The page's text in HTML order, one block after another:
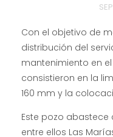
Con el objetivo de
distribución del
mantenimiento en
consistieron en la
160 mm y la
Este pozo
entre ellos Las